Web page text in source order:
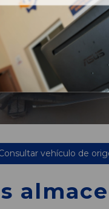
vehículo de